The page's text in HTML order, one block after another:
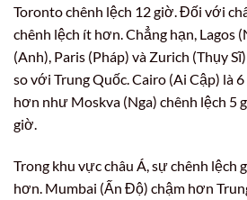
Toronto chênh lệch 12 giờ. Đối với
chênh lệch ít hơn. Chẳng hạn, Lagos
(Anh), Paris (Pháp) và Zurich (Thụy
so với Trung Quốc. Cairo (Ai Cập) là
hơn như Moskva (Nga) chênh lệch 5
giờ.
Trong khu vực châu Á, sự chênh
hơn. Mumbai (Ấn Độ) chậm hơn